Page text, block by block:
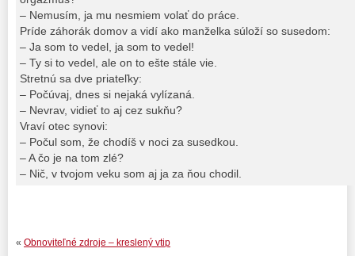
– Nemusím, ja mu nesmiem volať do práce.
Príde záhorák domov a vidí ako manželka súloží so susedom:
– Ja som to vedel, ja som to vedel!
– Ty si to vedel, ale on to ešte stále vie.
Stretnú sa dve priateľky:
– Počúvaj, dnes si nejaká vylízaná.
– Nevrav, vidieť to aj cez sukňu?
Vraví otec synovi:
– Počul som, že chodíš v noci za susedkou.
– A čo je na tom zlé?
– Nič, v tvojom veku som aj ja za ňou chodil.
« Obnoviteľné zdroje – kreslený vtip